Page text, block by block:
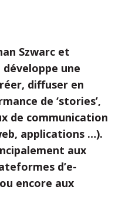
Szwarc et
développe une
diffuser en
de ‘stories’,
de communication
applications …).
aux
d’e-
encore aux